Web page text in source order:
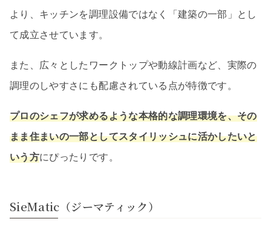
より、キッチンを調理設備ではなく「建築の一部」とし
て成立させています。
また、広々としたワークトップや動線計画など、実際の
調理のしやすさにも配慮されている点が特徴です。
プロのシェフが求めるような本格的な調理環境を、その
まま住まいの一部としてスタイリッシュに活かしたいと
いう方にぴったりです。
SieMatic（ジーマティック）